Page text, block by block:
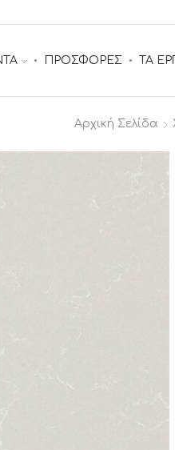
ΠΡΟΣΦΟΡΕΣ ΤΑ
Αρχική Σελίδα